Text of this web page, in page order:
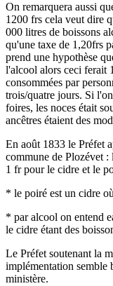
On remarquera aussi
1200 frs cela veut dire
000 litres de boissons
qu'une taxe de 1,20frs
prend une hypothèse
l'alcool alors ceci ferait
consommées par
trois/quatre jours. Si
foires, les noces était
ancêtres étaient des
En août 1833 le Préfet
commune de Plozévet
1 fr pour le cidre et le
* le poiré est un cidre
* par alcool on entend
le cidre étant des
Le Préfet soutenant la
implémentation semble
ministère.